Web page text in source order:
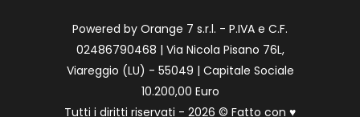
Powered by Orange 7 s.r.l. - P.IVA e C.F.
02486790468 | Via Nicola Pisano 76L,
Viareggio (LU) - 55049 | Capitale Sociale
10.200,00 Euro
Tutti i diritti riservati - 2026 © Fatto con ♥